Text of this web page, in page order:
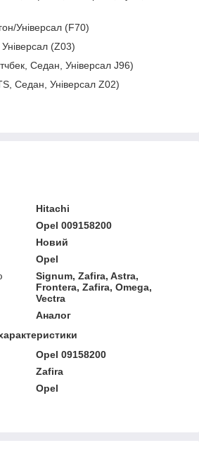
Універсал (F70)
(Z03)
Седан, Універсал J96)
Седан, Універсал Z02)
Hitachi
Opel 009158200
Новий
Opel
Signum, Zafira, Astra,
Frontera, Zafira, Omega,
Vectra
Аналог
Opel 09158200
Zafira
Opel